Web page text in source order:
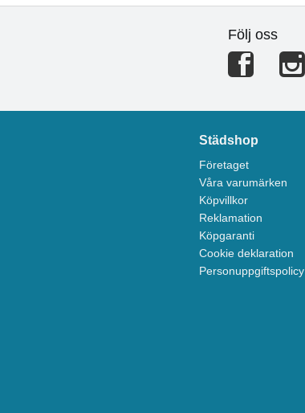
Följ oss
Städshop
Företaget
Våra varumärken
Köpvillkor
Reklamation
Köpgaranti
Cookie deklaration
Personuppgiftspolicy